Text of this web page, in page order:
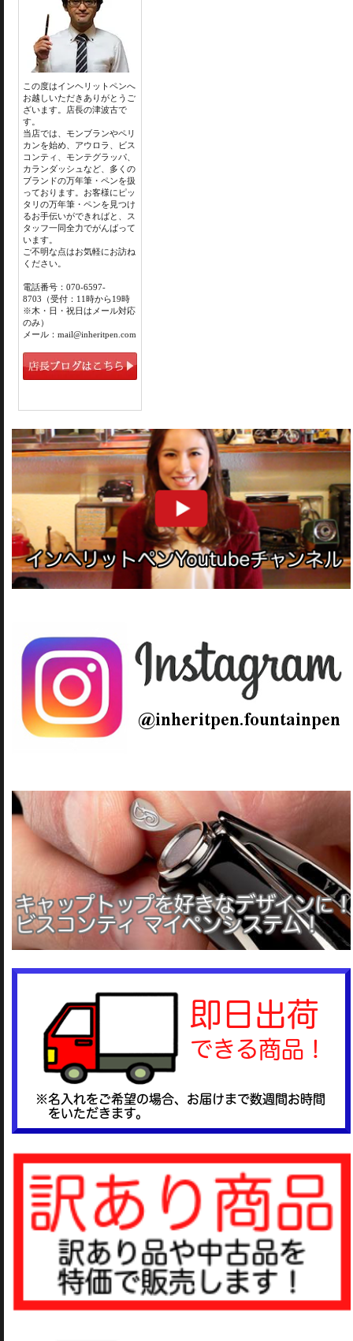
この度はインヘリットペンへ
お越しいただきありがとうご
ざいます。店長の津波古で
す。
当店では、モンブランやペリ
カンを始め、アウロラ、ビス
コンティ、モンテグラッパ、
カランダッシュなど、多くの
ブランドの万年筆・ペンを扱
っております。お客様にピッ
タリの万年筆・ペンを見つけ
るお手伝いができればと、ス
タッフ一同全力でがんばって
います。
ご不明な点はお気軽にお訪ね
ください。
電話番号：070-6597-
8703（受付：11時から19時
※木・日・祝日はメール対応
のみ）
メール：mail@inheritpen.com